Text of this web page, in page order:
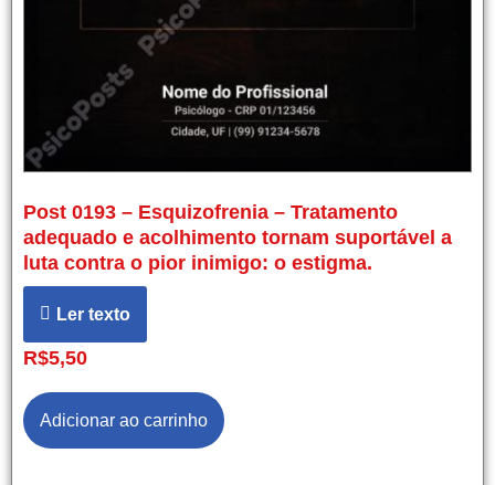
Post 0193 – Esquizofrenia – Tratamento
adequado e acolhimento tornam suportável a
luta contra o pior inimigo: o estigma.
Ler texto
R$5,50
Adicionar ao carrinho